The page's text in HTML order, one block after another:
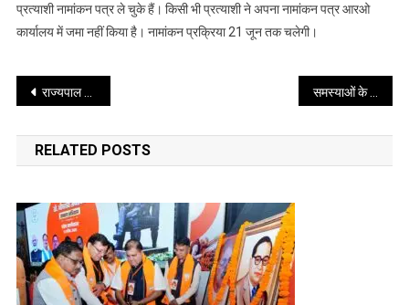
10
नामांकन
प्रत्याशी नामांकन पत्र ले चुके हैं। किसी भी प्रत्याशी ने अपना नामांकन पत्र आरओ
कार्यालय में जमा नहीं किया है। नामांकन प्रक्रिया 21 जून तक चलेगी।
Post
navigation
राज्यपाल ने आज अल्मोड़ा के काकड़ीघाट स्थित ज्ञान वृक्ष (पीपल) में जलाभिषेक कर ध्यान कक्ष में ध्यान लगाया समस्याओं के समाधान के लिए दिव्यांग फरियादियों के पास स्वयं पहुंचती हैं मुख्य सचिव श्रीमती राधा रतूड़ी
RELATED POSTS